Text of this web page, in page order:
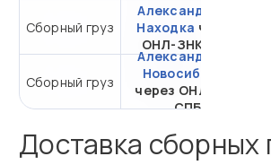
Сборный груз
Александрия -
Находка через
ОНЛ-ЗНК СПБ
Сборный груз
Александрия -
Новосибирск
через ОНЛ-ЗНК
СПБ
Доставка сборных